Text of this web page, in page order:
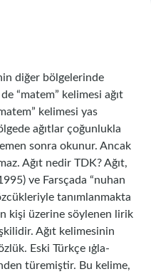
diğer bölgelerinde
“matem” kelimesi ağıt
kelimesi yas
ağıtlar çoğunlukla
sonra okunur. Ancak
Ağıt nedir TDK? Ağıt,
ve Farsçada “nuhan
tanımlanmakta
kişi üzerine söylenen lirik
Ağıt kelimesinin
Eski Türkçe ıġla-
türemiştir. Bu kelime,